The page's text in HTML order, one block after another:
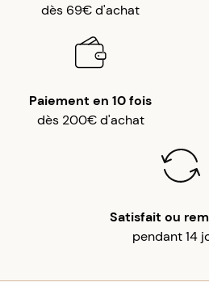
dès 69€ d'achat
Paiement en 10 fois
dès 200€ d'achat
Satisfait ou
pendant 14